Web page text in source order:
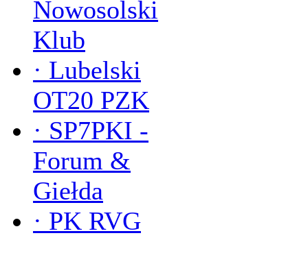
Nowosolski
Klub
· Lubelski
OT20 PZK
· SP7PKI -
Forum &
Giełda
· PK RVG